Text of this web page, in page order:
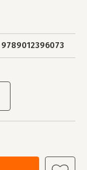
9789012396073